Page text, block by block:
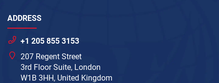
ADDRESS
+1 205 855 3153
207 Regent Street
3rd Floor Suite, London
W1B 3HH, United Kingdom